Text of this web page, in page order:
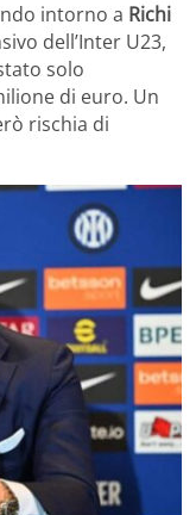
intorno a Richi
dell’Inter U23,
solo
di euro. Un
rischia di